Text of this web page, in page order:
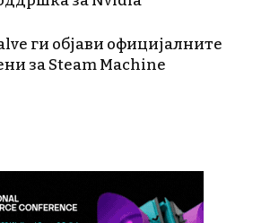
ги објави официјалните
за Steam Machine